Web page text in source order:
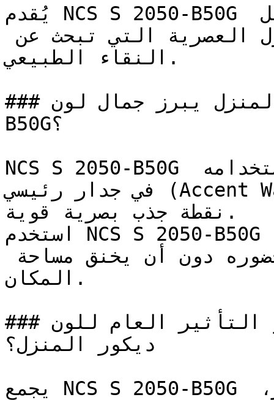
يُقدم NCS S 2050-B50G طاقة الأزرق والأخضر معاً بشكل
مُركّز — خيار جريء للمنازل العصرية التي تبحث عن
النقاء الطبيعي.
### في أي زوايا المنزل يبرز جمال لون NCS S 2050-
B50G؟
NCS S 2050-B50G يحقق أقصى فعالية له عند استخدامه
في جدار رئيسي (Accent Wall) للمساحات التي تتطلب
نقطة جذب بصرية قوية.
استخدم NCS S 2050-B50G في الغرف المدمجة ذات الإضاءة
المكان.
### ما هو التأثير العام للون NCS S 2050-B50G على
ديكور المنزل؟
يجمع NCS S 2050-B50G بين صفاء الأزرق وتجدد الأخضر،